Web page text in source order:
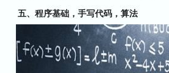
五、程序基础，手写代码，算法